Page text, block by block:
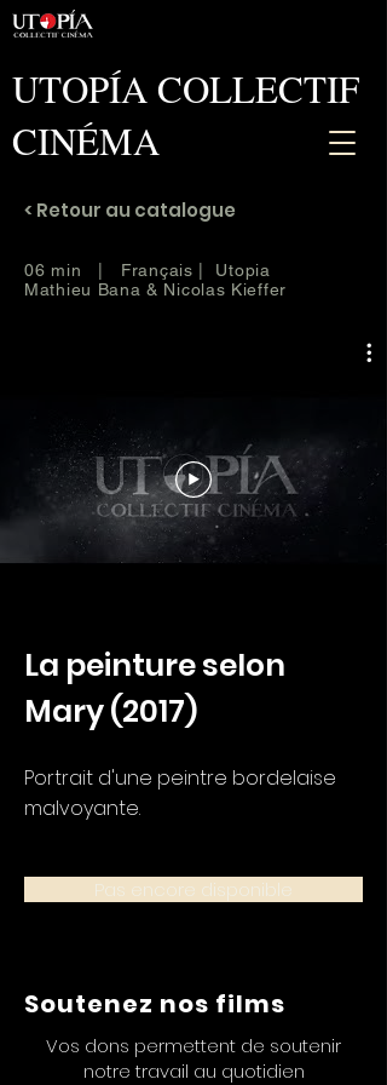
UTOPÍA COLLECTIF
CINÉMA
< Retour au catalogue
06 min | Français | Utopia
Mathieu Bana & Nicolas Kieffer
La peinture selon
Mary (2017)
Portrait d'une peintre bordelaise
malvoyante.
Pas encore disponible
Soutenez nos films
Vos dons permettent de soutenir
notre travail au quotidien